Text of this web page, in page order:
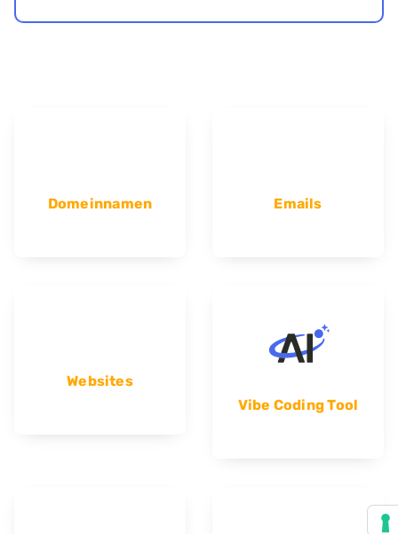
Domeinnamen Emails
Websites
Vibe Coding Tool